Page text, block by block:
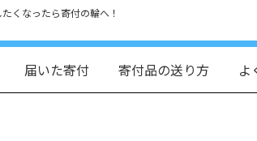
くなったら寄付の輪へ！
届いた寄付 寄付品の送り方 よ